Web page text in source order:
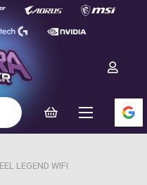
LEGEND WIFI